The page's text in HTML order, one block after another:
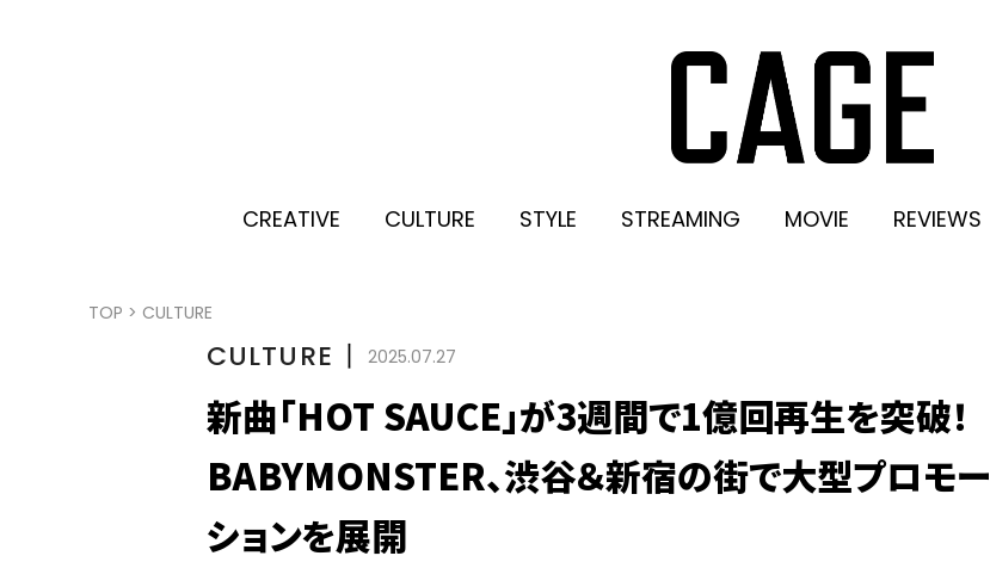
CREATIVE CULTURE STYLE STREAMING MOVIE REVIEWS
TOP > CULTURE
CULTURE 丨 2025.07.27
新曲「HOT SAUCE」が3週間で1億回再生を突破！
BABYMONSTER、渋谷＆新宿の街で大型プロモー
ションを展開